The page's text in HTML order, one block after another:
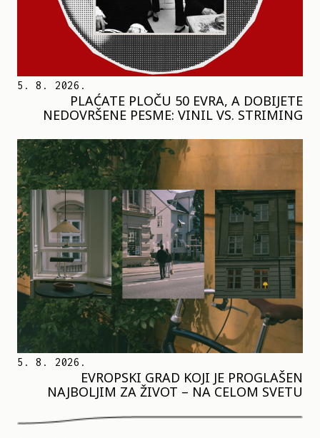
5. 8. 2026.
PLAĆATE PLOČU 50 EVRA, A DOBIJETE
NEDOVRŠENE PESME: VINIL VS. STRIMING
5. 8. 2026.
EVROPSKI GRAD KOJI JE PROGLAŠEN
NAJBOLJIM ZA ŽIVOT – NA CELOM SVETU